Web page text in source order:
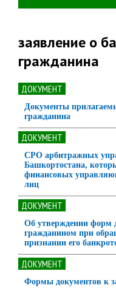
заявление о
гражданина
ДОКУМЕНТ
Документы
гражданина
ДОКУМЕНТ
СРО арбитражных
Башкортостана,
финансовых
лиц
ДОКУМЕНТ
Об утверждении форм
гражданином при
признании его
ДОКУМЕНТ
Формы документов к